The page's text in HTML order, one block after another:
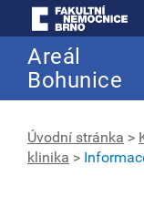
Areál
Bohunice
Úvodní stránka >
klinika >